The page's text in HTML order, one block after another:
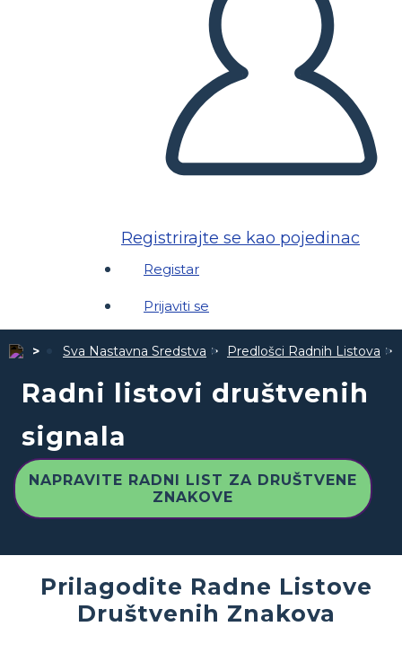
Registrirajte se kao pojedinac
Registar
Prijaviti se
Sva Nastavna Sredstva Predlošci Radnih Listova
Radni listovi društvenih
signala
NAPRAVITE RADNI LIST ZA DRUŠTVENE
ZNAKOVE
Prilagodite Radne Listove
Društvenih Znakova